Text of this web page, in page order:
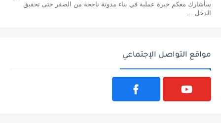
سأشارك معكم خبرة عملية في بناء مدونة ناجحة من الصفر حتى تحقيق
الدخل ...
مواقع التواصل الإجتماعي